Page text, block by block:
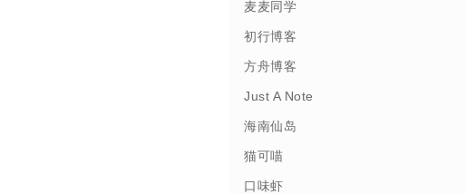
麦麦同学
初行博客
方舟博客
Just A Note
海南仙岛
猫可喵
口味虾